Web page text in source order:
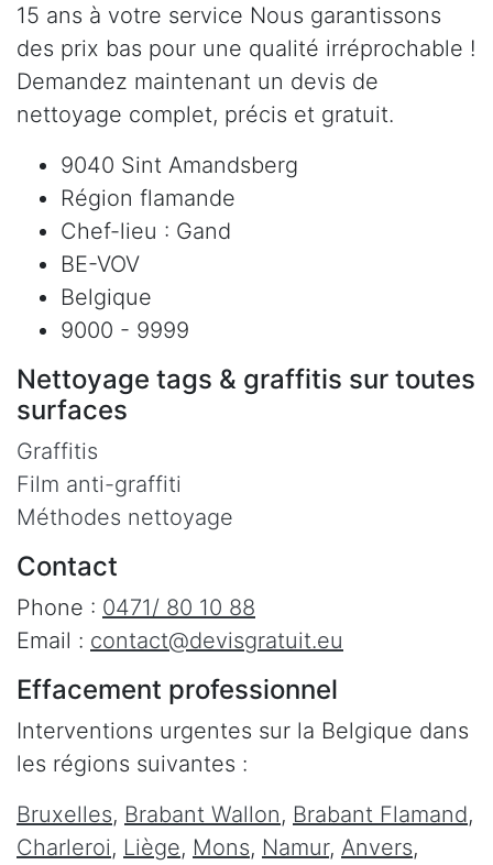
15 ans à votre service Nous garantissons
des prix bas pour une qualité irréprochable !
Demandez maintenant un devis de
nettoyage complet, précis et gratuit.
9040 Sint Amandsberg
Région flamande
Chef-lieu : Gand
BE-VOV
Belgique
9000 - 9999
Nettoyage tags & graffitis sur toutes
surfaces
Graffitis
Film anti-graffiti
Méthodes nettoyage
Contact
Phone : 0471/ 80 10 88
Email : contact@devisgratuit.eu
Effacement professionnel
Interventions urgentes sur la Belgique dans
les régions suivantes :
Bruxelles, Brabant Wallon, Brabant Flamand,
Charleroi, Liège, Mons, Namur, Anvers,